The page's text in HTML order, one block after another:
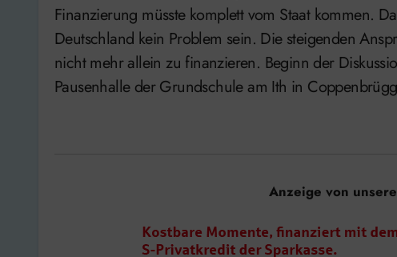
Finanzierung müsste komplett vom Staat kommen.
Deutschland kein Problem sein. Die steigenden
nicht mehr allein zu finanzieren. Beginn der
Pausenhalle der Grundschule am Ith in
Anzeige von